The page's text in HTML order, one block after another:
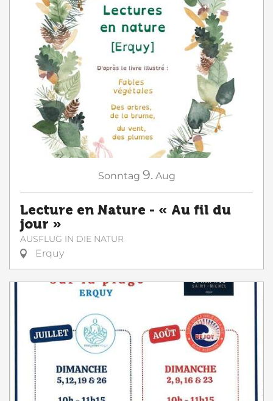
Sonntag 9. Aug
Lecture en Nature - « Au fil du
jour »
AUSFLUG IN DIE NATUR
Erquy